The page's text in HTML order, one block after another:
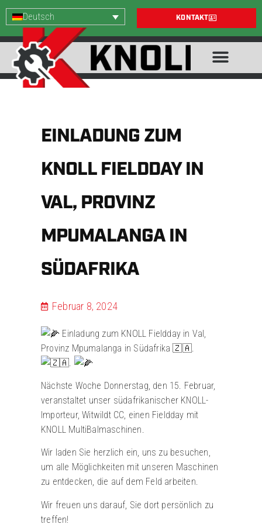
Deutsch KONTAKT
EINLADUNG ZUM
KNOLL FIELDDAY IN
VAL, PROVINZ
MPUMALANGA IN
SÜDAFRIKA
Februar 8, 2024
Einladung zum KNOLL Fieldday in Val,
Provinz Mpumalanga in Südafrika 🇿🇦.
Nächste Woche Donnerstag, den 15. Februar,
veranstaltet unser südafrikanischer KNOLL-
Importeur, Witwildt CC, einen Fieldday mit
KNOLL MultiBalmaschinen.
Wir laden Sie herzlich ein, uns zu besuchen,
um alle Möglichkeiten mit unseren Maschinen
zu entdecken, die auf dem Feld arbeiten.
Wir freuen uns darauf, Sie dort persönlich zu
treffen!